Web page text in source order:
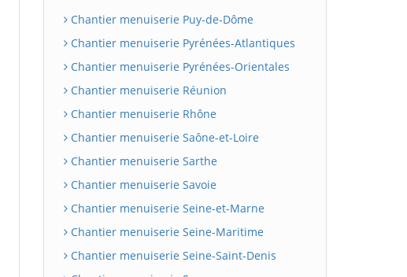
Chantier menuiserie Puy-de-Dôme
Chantier menuiserie Pyrénées-Atlantiques
Chantier menuiserie Pyrénées-Orientales
Chantier menuiserie Réunion
Chantier menuiserie Rhône
Chantier menuiserie Saône-et-Loire
Chantier menuiserie Sarthe
Chantier menuiserie Savoie
Chantier menuiserie Seine-et-Marne
Chantier menuiserie Seine-Maritime
Chantier menuiserie Seine-Saint-Denis